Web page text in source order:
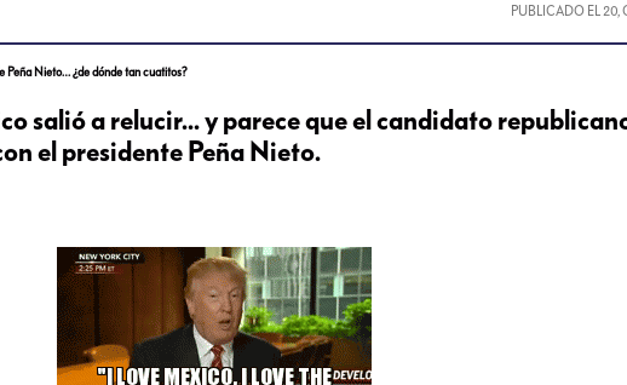
PUBLICADO EL 20,
Peña Nieto… ¿de dónde tan cuatitos?
salió a relucir... y parece que el candidato
el presidente Peña Nieto.